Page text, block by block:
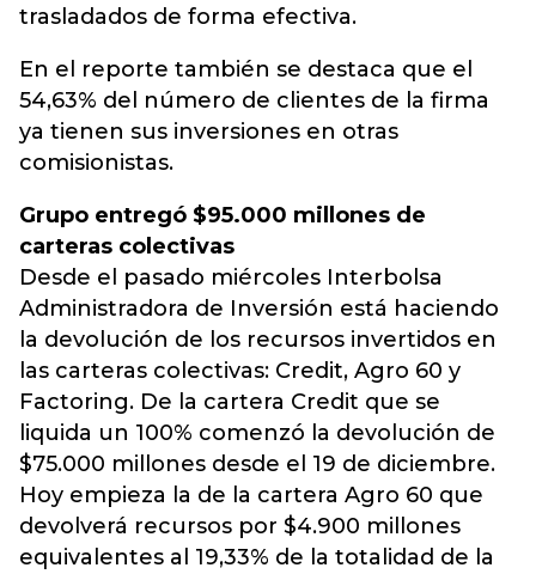
trasladados de forma efectiva.
En el reporte también se destaca que el
54,63% del número de clientes de la firma
ya tienen sus inversiones en otras
comisionistas.
Grupo entregó $95.000 millones de
carteras colectivas
Desde el pasado miércoles Interbolsa
Administradora de Inversión está haciendo
la devolución de los recursos invertidos en
las carteras colectivas: Credit, Agro 60 y
Factoring. De la cartera Credit que se
liquida un 100% comenzó la devolución de
$75.000 millones desde el 19 de diciembre.
Hoy empieza la de la cartera Agro 60 que
devolverá recursos por $4.900 millones
equivalentes al 19,33% de la totalidad de la